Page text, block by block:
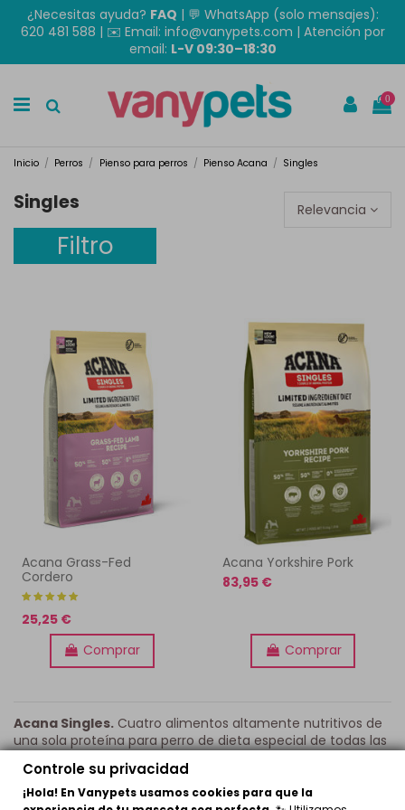
¿Necesitas ayuda? FAQ | 💬 WhatsApp (solo mensajes):
620 481 588 | ✉️ Email: info@vanypets.com | Atención por
email: L-V 09:30–18:30
0
Inicio Perros Pienso para perros Pienso Acana Singles
Singles Relevancia
Filtro
Acana Grass-Fed
Cordero
25,25 €
Comprar
Acana Yorkshire Pork
83,95 €
Comprar
Acana Singles. Cuatro alimentos altamente nutritivos de
una sola proteína para perro de dieta especial de todas las
todo un bocado de carne que contiene cordero de Nueva
Zelanda, pato de Ontario, cerdo de Alberta o sardina de la
Controle su privacidad
¡Hola! En Vanypets usamos cookies para que la